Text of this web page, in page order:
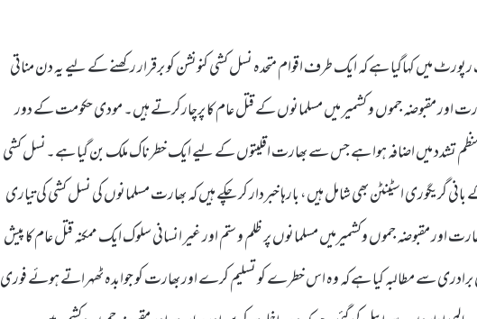
میں کہاگیا ہے کہ ایک طرف اقوام متحدہ نسل کشی کنونشن کو برقرار رکھنے کے لیے یہ دن مناتی
اور مقبوضہ جموں و کشمیر میں مسلمانوں کے قتل عام کا پرچارکرتے ہیں۔ مودی حکومت کے دور
تشدد میں اضافہ ہوا ہے جس سے بھارت اقلیتوں کے لیے ایک خطرناک ملک بن گیا ہے۔نسل کشی
گریگوری اسٹینٹن بھی شامل ہیں، بارہا خبردار کر چکے ہیں کہ بھارت مسلمانوں کی نسل کشی کی تیاری
مقبوضہ جموں وکشمیرمیں مسلمانوں پر ظلم و ستم اور غیر انسانی سلوک ایک ممکنہ قتل عام کا پیش
برادری سے مطالبہ کیا ہے کہ وہ اس خطرے کو تسلیم کرے اور بھارت کو جوابدہ ٹھہراتے ہوئے فوری